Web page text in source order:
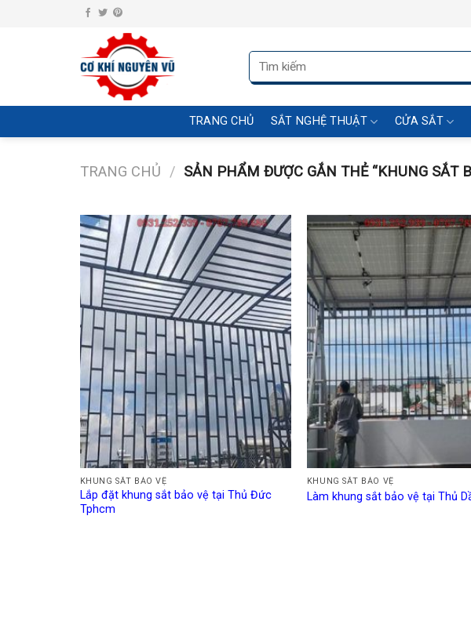
Tìm
kiếm:
TRANG CHỦ SẮT NGHỆ THUẬT CỬA SẮT
TRANG CHỦ / SẢN PHẨM ĐƯỢC GẮN THẺ “KHUNG SẮT
KHUNG SẮT BẢO VỆ
Lắp đặt khung sắt bảo vệ tại Thủ Đức
Tphcm
KHUNG SẮT BẢO VỆ
Làm khung sắt bảo vệ tại Thủ